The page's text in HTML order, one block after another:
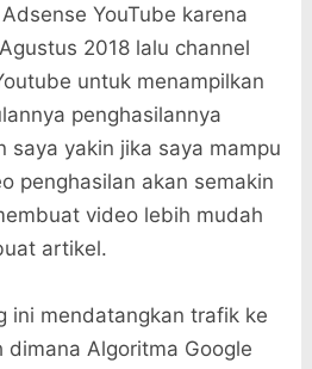
YouTube karena
2018 lalu channel
untuk menampilkan
penghasilannya
saya yakin jika saya mampu
penghasilan akan semakin
video lebih mudah
artikel.
ini mendatangkan trafik ke
Algoritma Google